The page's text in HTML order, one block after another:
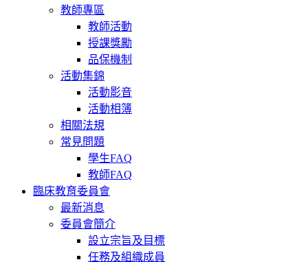
教師專區
教師活動
授課獎勵
品保機制
活動集錦
活動影音
活動相簿
相關法規
常見問題
學生FAQ
教師FAQ
臨床教育委員會
最新消息
委員會簡介
設立宗旨及目標
任務及組織成員